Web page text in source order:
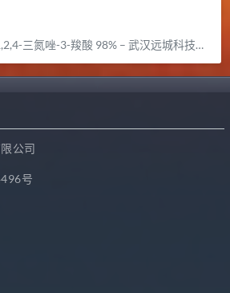
三氮唑-3-羧酸 98% – 武汉远城科技发展有限公司
公司
号